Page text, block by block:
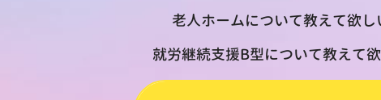
老人ホームについて教えて欲し
就労継続支援B型について教えて